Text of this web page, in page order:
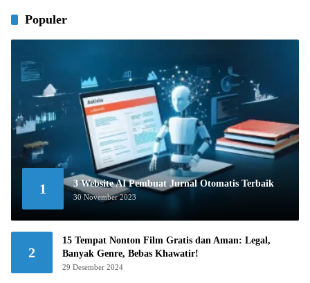
Populer
1 3 Website AI Pembuat Jurnal Otomatis Terbaik
30 November 2023
2
15 Tempat Nonton Film Gratis dan Aman: Legal,
Banyak Genre, Bebas Khawatir!
29 Desember 2024